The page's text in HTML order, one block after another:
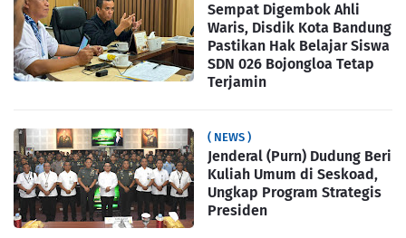
Sempat Digembok Ahli
Waris, Disdik Kota Bandung
Pastikan Hak Belajar Siswa
SDN 026 Bojongloa Tetap
Terjamin
( NEWS )
Jenderal (Purn) Dudung Beri
Kuliah Umum di Seskoad,
Ungkap Program Strategis
Presiden